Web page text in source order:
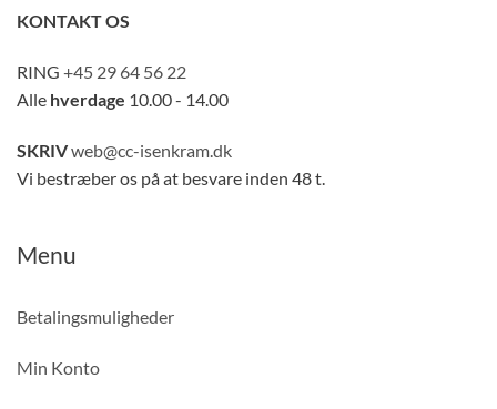
KONTAKT OS
RING +45 29 64 56 22
Alle hverdage 10.00 - 14.00
SKRIVweb@cc-isenkram.dk
Vi bestræber os på at besvare inden 48 t.
Menu
Betalingsmuligheder
Min Konto